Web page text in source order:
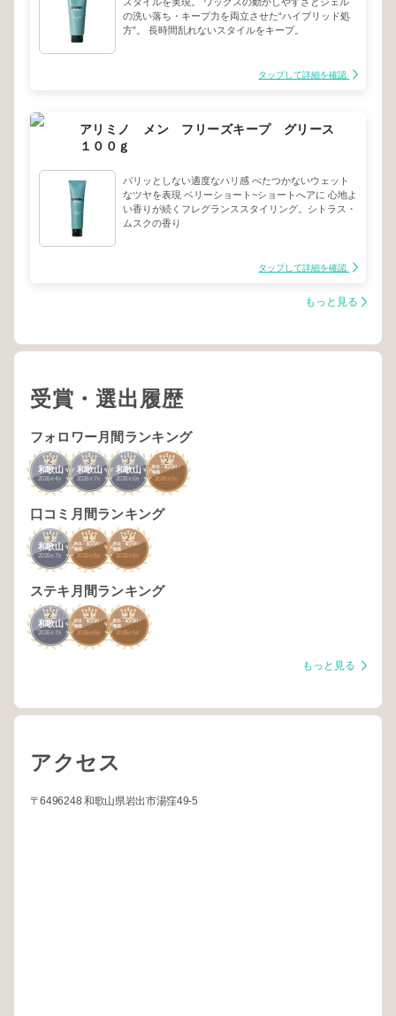
の洗い落ち・キープ力を両立させた“ハイブリッド処
方”。 長時間乱れないスタイルをキープ。
タップして詳細を確認
アリミノ メン フリーズキープ グリース
１００ｇ
パリッとしない適度なハリ感 べたつかないウェット
なツヤを表現 ベリーショート~ショートへアに 心地よ
い香りが続くフレグランススタイリング。シトラス・
ムスクの香り
タップして詳細を確認
もっと見る
受賞・選出履歴
フォロワー月間ランキング
2
和歌山
2026年 4月
3
和歌山
2026年 7
3
和歌山
2026年 6月
2
岩出・紀の川・
海南
2026年 5月
口コミ月間ランキング
3
和歌山
2026年 7
1
岩出・紀の川・
海南
2026年 5月
2
岩出・紀の川・
海南
2026年 6月
ステキ月間ランキング
2
和歌山
2026年 7
3
岩出・紀の川・
海南
2026年 6月
3
岩出・紀の川・
海南
2026年 5月
もっと見る
アクセス
〒6496248 和歌山県岩出市湯窪49-5